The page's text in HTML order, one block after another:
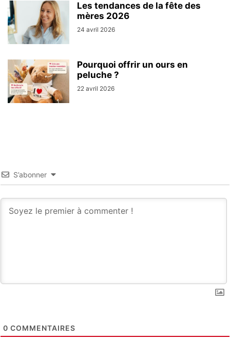
Les tendances de la fête des
mères 2026
24 avril 2026
Pourquoi offrir un ours en
peluche ?
22 avril 2026
S’abonner
0 COMMENTAIRES